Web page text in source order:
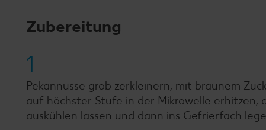
Zubereitung
1
Pekannüsse grob zerkleinern, mit braunem
auf höchster Stufe in der Mikrowelle erhitzen,
auskühlen lassen und dann ins Gefrierfach